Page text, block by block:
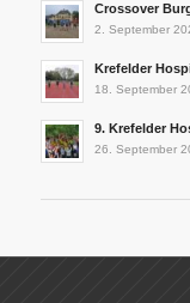
Crossover
2. September
Krefelder
18. September
9. Krefelder
26. September